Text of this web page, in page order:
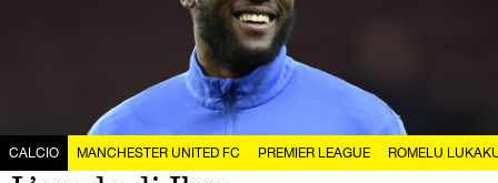
CALCIO MANCHESTER UNITED FC PREMIER LEAGUE ROMELU